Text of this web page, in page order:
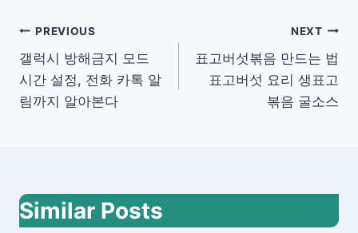
글
내
비
션
PREVIOUS
갤럭시 방해금지 모드
시간 설정, 전화 카톡 알
림까지 알아본다
NEXT
표고버섯볶음 만드는 법
표고버섯 요리 생표고
볶음 굴소스
Similar Posts